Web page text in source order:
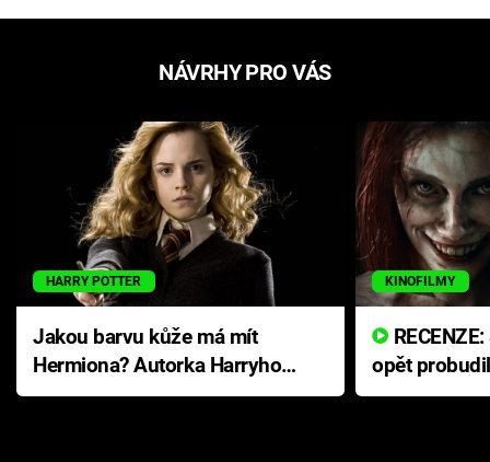
NÁVRHY PRO VÁS
HARRY POTTER
Jakou barvu kůže má mít
Hermiona? Autorka Harryho
Pottera přišla s ráznou
KINOFILMY
opět
přichází s